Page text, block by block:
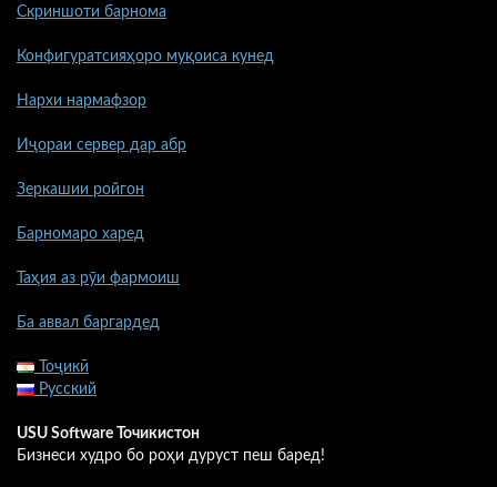
Скриншоти барнома
Конфигуратсияҳоро муқоиса кунед
Нархи нармафзор
Иҷораи сервер дар абр
Зеркашии ройгон
Барномаро харед
Таҳия аз рӯи фармоиш
Ба аввал баргардед
Тоҷикӣ
Русский
USU Software Точикистон
Бизнеси худро бо роҳи дуруст пеш баред!